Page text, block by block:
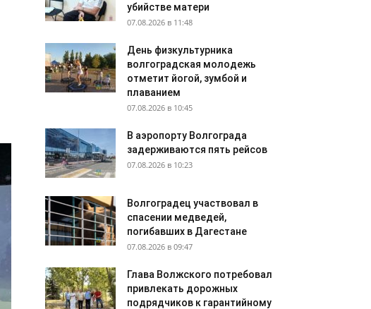
убийстве матери
07.08.2026 в 11:48
День физкультурника
волгоградская молодежь
отметит йогой, зумбой и
плаванием
07.08.2026 в 10:45
В аэропорту Волгограда
задерживаются пять рейсов
07.08.2026 в 10:23
Волгоградец участвовал в
спасении медведей,
погибавших в Дагестане
07.08.2026 в 09:47
Глава Волжского потребовал
привлекать дорожных
подрядчиков к гарантийному